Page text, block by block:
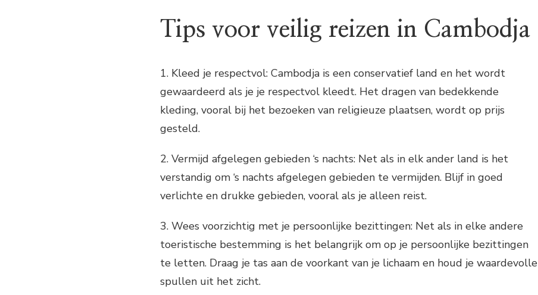
Tips voor veilig reizen in Cambodja
1. Kleed je respectvol: Cambodja is een conservatief land en het wordt
gewaardeerd als je je respectvol kleedt. Het dragen van bedekkende
kleding, vooral bij het bezoeken van religieuze plaatsen, wordt op prijs
gesteld.
2. Vermijd afgelegen gebieden ‘s nachts: Net als in elk ander land is het
verstandig om ‘s nachts afgelegen gebieden te vermijden. Blijf in goed
verlichte en drukke gebieden, vooral als je alleen reist.
3. Wees voorzichtig met je persoonlijke bezittingen: Net als in elke andere
toeristische bestemming is het belangrijk om op je persoonlijke bezittingen
te letten. Draag je tas aan de voorkant van je lichaam en houd je waardevolle
spullen uit het zicht.